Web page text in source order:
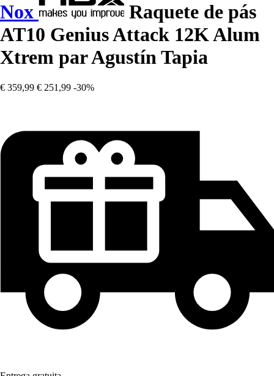
Nox
Raquete de pás
AT10 Genius Attack 12K Alum
Xtrem par Agustín Tapia
€ 359,99 € 251,99 -30%